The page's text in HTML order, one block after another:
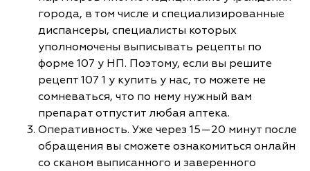
города, в том числе и специализированные
диспансеры, специалисты которых
уполномочены выписывать рецепты по
форме 107 у НП. Поэтому, если вы решите
рецепт 107 1 у купить у нас, то можете не
сомневаться, что по нему нужный вам
препарат отпустит любая аптека.
Оперативность. Уже через 15—20 минут после
обращения вы сможете ознакомиться онлайн
со сканом выписанного и заверенного